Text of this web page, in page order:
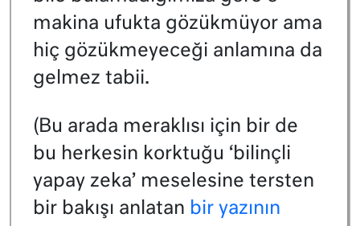
makina ufukta gözükmüyor ama
hiç gözükmeyeceği anlamına da
gelmez tabii.
(Bu arada meraklısı için bir de
bu herkesin korktuğu ‘bilinçli
yapay zeka’ meselesine tersten
bir bakışı anlatan bir yazının